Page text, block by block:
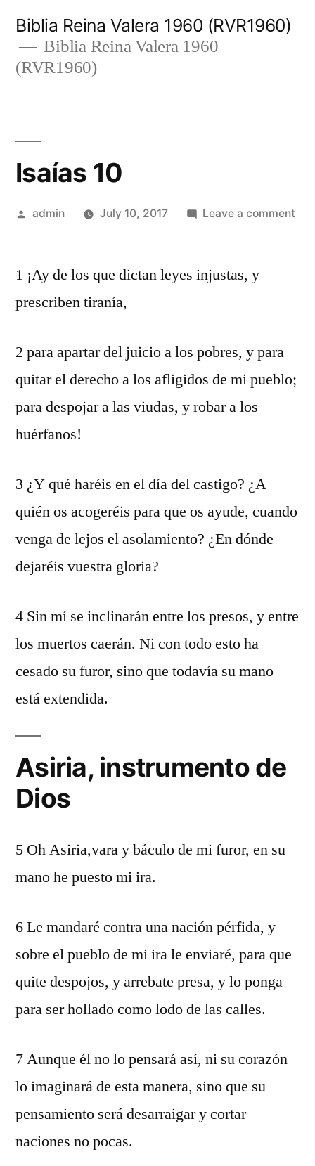
content
Biblia Reina Valera 1960 (RVR1960)
Biblia Reina Valera 1960
(RVR1960)
Isaías 10
Posted
admin July 10, 2017 Leave a comment
1 ¡Ay de los que dictan leyes injustas, y
prescriben tiranía,
2 para apartar del juicio a los pobres, y para
quitar el derecho a los afligidos de mi pueblo;
para despojar a las viudas, y robar a los
huérfanos!
3 ¿Y qué haréis en el día del castigo? ¿A
quién os acogeréis para que os ayude, cuando
venga de lejos el asolamiento? ¿En dónde
dejaréis vuestra gloria?
4 Sin mí se inclinarán entre los presos, y entre
los muertos caerán. Ni con todo esto ha
cesado su furor, sino que todavía su mano
está extendida.
Asiria, instrumento de
Dios
5 Oh Asiria,vara y báculo de mi furor, en su
mano he puesto mi ira.
6 Le mandaré contra una nación pérfida, y
sobre el pueblo de mi ira le enviaré, para que
quite despojos, y arrebate presa, y lo ponga
para ser hollado como lodo de las calles.
7 Aunque él no lo pensará así, ni su corazón
lo imaginará de esta manera, sino que su
pensamiento será desarraigar y cortar
naciones no pocas.